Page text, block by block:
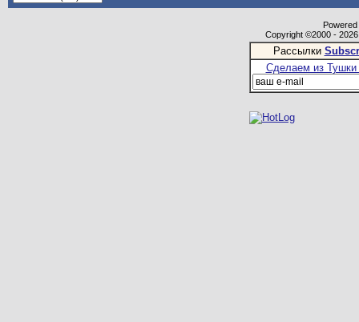
Copyright ©2000 -
Рассылки
Сделаем из Тушки